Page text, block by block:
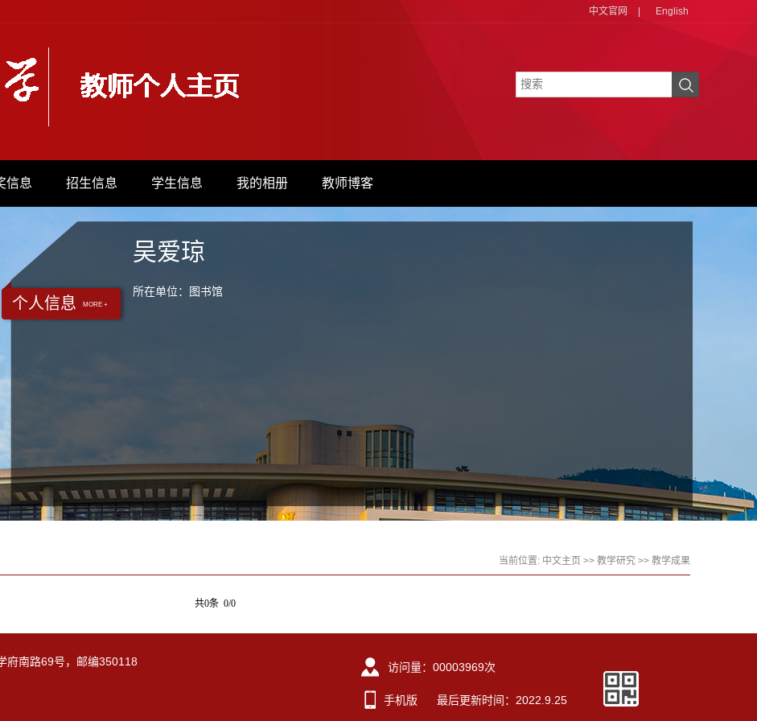
中文官网 English
信息 招生信息 学生信息 我的相册 教师博客
个人信息 MORE +
吴爱琼
所在单位：图书馆
当前位置: 中文主页 >> 教学研究 >> 教学成果
共0条 0/0
南路69号，邮编350118 访问量： 00003969次
手机版 最后更新时间： 2022 9 25